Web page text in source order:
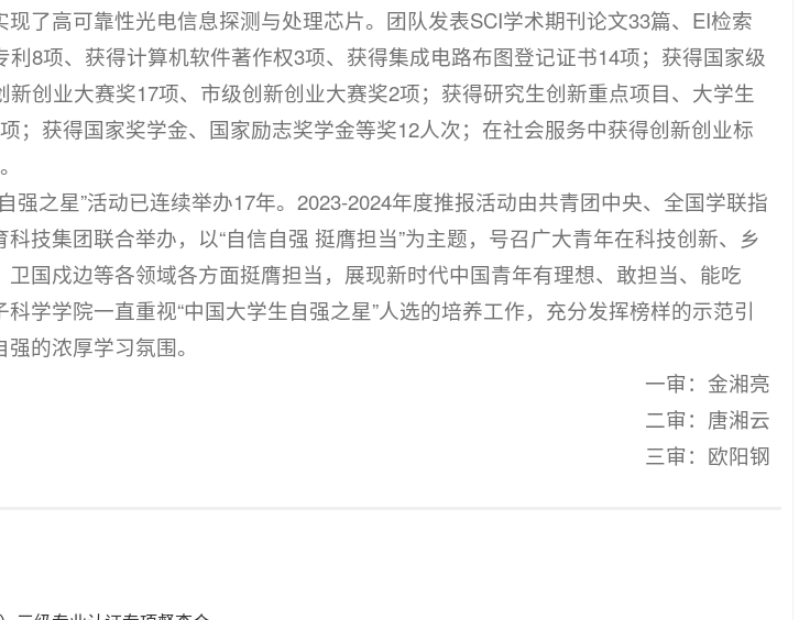
了高可靠性光电信息探测与处理芯片。团队发表SCI学术期刊论文33篇、EI检索
8项、获得计算机软件著作权3项、获得集成电路布图登记证书14项；获得国家级
创业大赛奖17项、市级创新创业大赛奖2项；获得研究生创新重点项目、大学生
；获得国家奖学金、国家励志奖学金等奖12人次；在社会服务中获得创新创业标
强之星”活动已连续举办17年。2023-2024年度推报活动由共青团中央、全国学联指
技集团联合举办，以“自信自强 挺膺担当”为主题，号召广大青年在科技创新、乡
国戍边等各领域各方面挺膺担当，展现新时代中国青年有理想、敢担当、能吃
学学院一直重视“中国大学生自强之星”人选的培养工作，充分发挥榜样的示范引
的浓厚学习氛围。
一审：金湘亮
二审：唐湘云
三审：欧阳钢